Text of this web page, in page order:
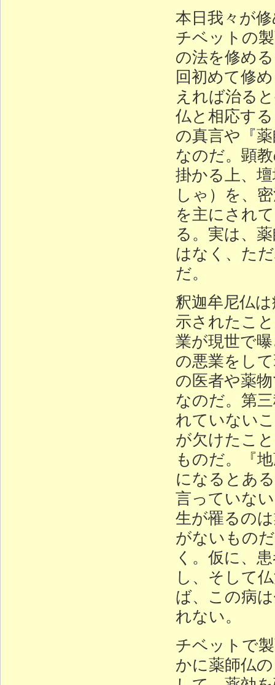
本日我々が
チベットの
の法を修め
回初めて修
えれば治る
仏と相応す
の真言や『
なのだ。顕
掛かる上、
しゃ）を、
を主にされ
る。実は、
はなく、た
だ。
釈迦牟尼仏
示されたこ
業が現世で
の悪業をし
の医者や薬
なのだ。第
れていない
が欠けたこ
ものだ。『
になるとあ
言っていな
生が罹るの
がないもの
く。仮に、
し、そして
ば、この病
れない。
チベットで
かに薬師仏